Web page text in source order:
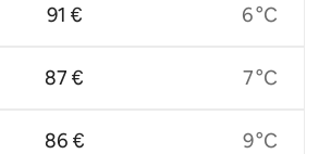
91 €
87 €
86 €
6 °C
7 °C
9 °C